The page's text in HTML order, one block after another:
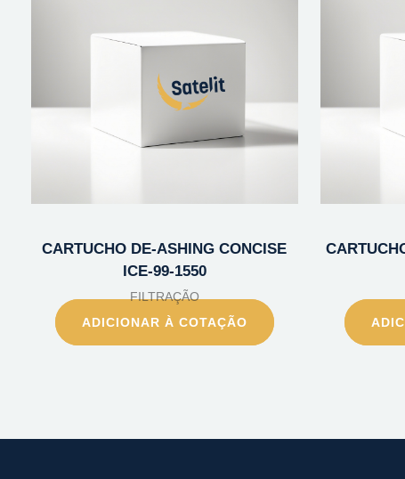
CARTUCHO DE-ASHING CONCISE
ICE-99-1550
FILTRAÇÃO
ADICIONAR À COTAÇÃO